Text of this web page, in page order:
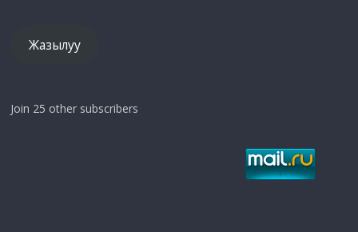
Жазылуу
Join 25 other subscribers